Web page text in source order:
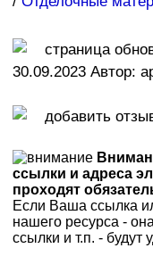
30.09.2023 Автор:
ссылки и адреса
проходят
Если Ваша ссылка
нашего ресурса -
ссылки и т.п. - будут